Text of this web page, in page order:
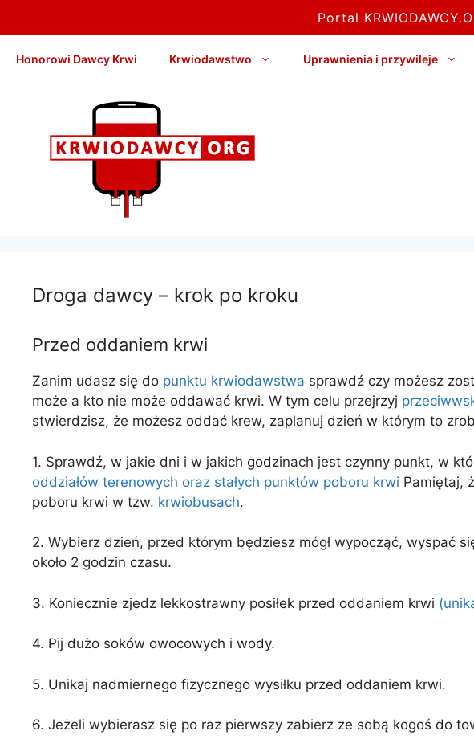
Portal
Honorowi Dawcy Krwi Krwiodawstwo Uprawnienia i przywileje
Droga dawcy – krok po kroku
Przed oddaniem krwi
Zanim udasz się do punktu krwiodawstwa sprawdź czy możesz
może a kto nie może oddawać krwi. W tym celu przejrzyj
stwierdzisz, że możesz oddać krew, zaplanuj dzień w którym to
1. Sprawdź, w jakie dni i w jakich godzinach jest czynny punkt, w
oddziałów terenowych oraz stałych punktów poboru krwi Pamiętaj,
poboru krwi w tzw. krwiobusach.
2. Wybierz dzień, przed którym będziesz mógł wypocząć, wyspać
około 2 godzin czasu.
3. Koniecznie zjedz lekkostrawny posiłek przed oddaniem krwi
4. Pij dużo soków owocowych i wody.
5. Unikaj nadmiernego fizycznego wysiłku przed oddaniem krwi.
6. Jeżeli wybierasz się po raz pierwszy zabierz ze sobą kogoś do